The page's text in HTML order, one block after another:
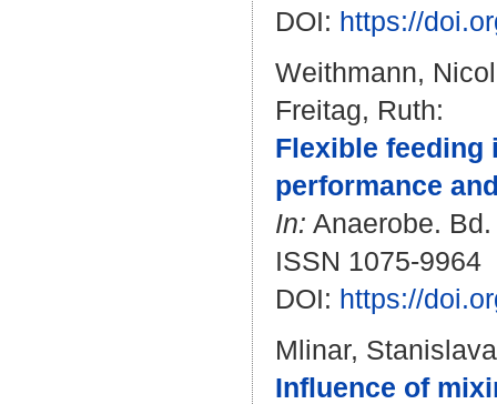
DOI: https://
Weithmann,
Freitag, Ruth:
Flexible feeding
performance
In: Anaerobe.
ISSN 1075-9964
DOI: https://
Mlinar, Stanislava
Influence of